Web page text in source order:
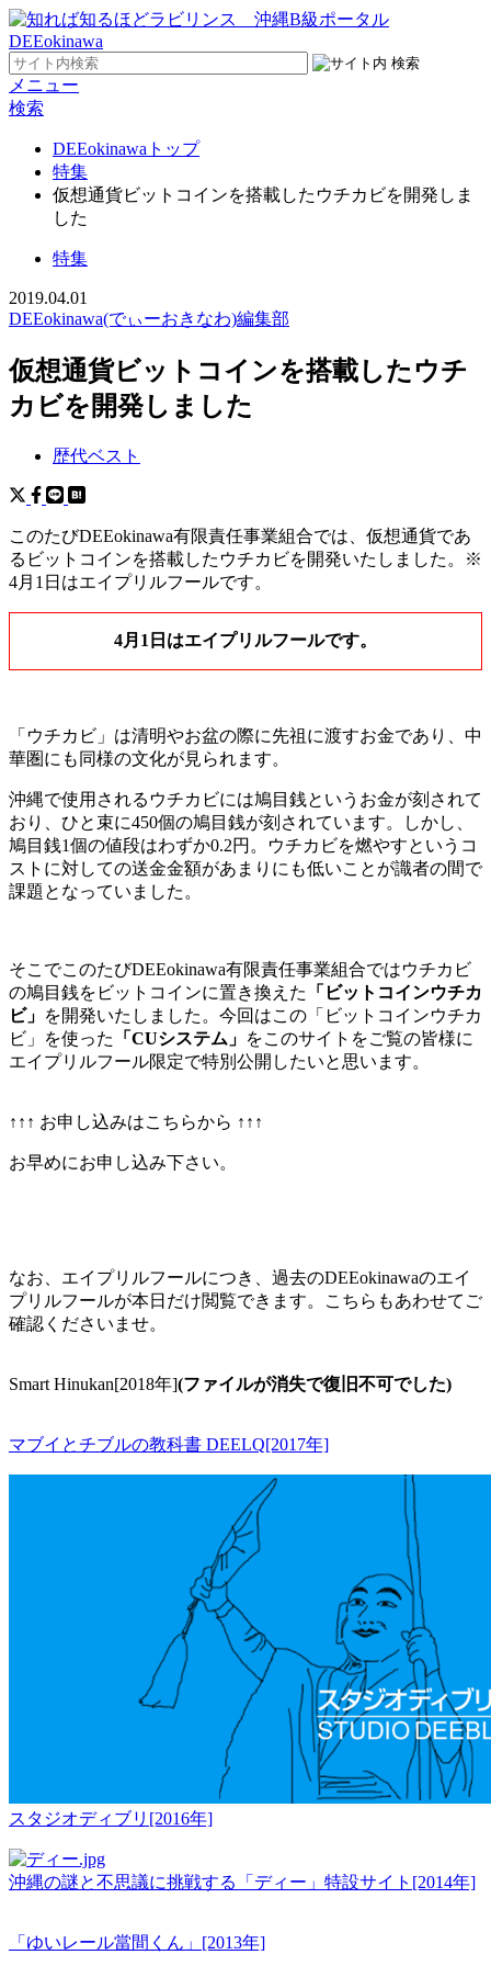
メニュー
検索
DEEokinawaトップ
特集
仮想通貨ビットコインを搭載したウチカビを開発しま
した
特集
2019.04.01
DEEokinawa(でぃーおきなわ)編集部
仮想通貨ビットコインを搭載したウチ
カビを開発しました
歴代ベスト
このたびDEEokinawa有限責任事業組合では、仮想通貨であ
るビットコインを搭載したウチカビを開発いたしました。※
4月1日はエイプリルフールです。
4月1日はエイプリルフールです。
「ウチカビ」は清明やお盆の際に先祖に渡すお金であり、中
華圏にも同様の文化が見られます。
沖縄で使用されるウチカビには鳩目銭というお金が刻されて
おり、ひと束に450個の鳩目銭が刻されています。しかし、
鳩目銭1個の値段はわずか0.2円。ウチカビを燃やすというコ
ストに対しての送金金額があまりにも低いことが識者の間で
課題となっていました。
そこでこのたびDEEokinawa有限責任事業組合ではウチカビ
の鳩目銭をビットコインに置き換えた
「ビットコインウチカ
ビ」 を開発いたしました。今回はこの「ビットコインウチカ
ビ」を使った
「CUシステム」 をこのサイトをご覧の皆様に
エイプリルフール限定で特別公開したいと思います。
↑↑↑ お申し込みはこちらから ↑↑↑
お早めにお申し込み下さい。
なお、エイプリルフールにつき、過去のDEEokinawaのエイ
プリルフールが本日だけ閲覧できます。こちらもあわせてご
確認くださいませ。
Smart Hinukan[2018年](ファイルが消失で復旧不可でした)
マブイとチブルの教科書 DEELQ[2017年]
スタジオディブリ[2016年]
沖縄の謎と不思議に挑戦する「ディー」特設サイト[2014年]
「ゆいレール當間くん」[2013年]